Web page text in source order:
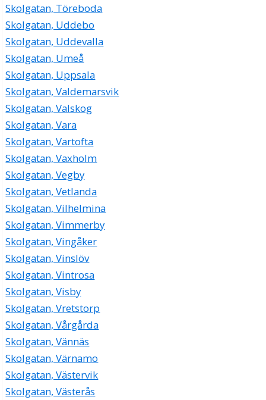
Skolgatan, Töreboda
Skolgatan, Uddebo
Skolgatan, Uddevalla
Skolgatan, Umeå
Skolgatan, Uppsala
Skolgatan, Valdemarsvik
Skolgatan, Valskog
Skolgatan, Vara
Skolgatan, Vartofta
Skolgatan, Vaxholm
Skolgatan, Vegby
Skolgatan, Vetlanda
Skolgatan, Vilhelmina
Skolgatan, Vimmerby
Skolgatan, Vingåker
Skolgatan, Vinslöv
Skolgatan, Vintrosa
Skolgatan, Visby
Skolgatan, Vretstorp
Skolgatan, Vårgårda
Skolgatan, Vännäs
Skolgatan, Värnamo
Skolgatan, Västervik
Skolgatan, Västerås